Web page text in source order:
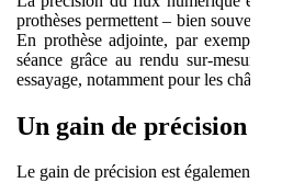
prothèses permettent – bien souvent
En prothèse adjointe, par exemple,
séance grâce au rendu sur-mesure
essayage, notamment pour les châssis.
Un gain de précision
Le gain de précision est également à